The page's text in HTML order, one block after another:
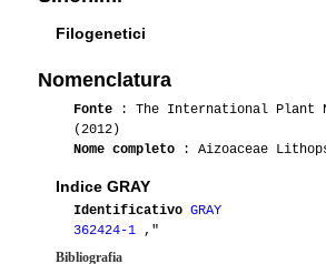
Filogenetici
Nomenclatura
Fonte : The International Plant
(2012)
Nome completo : Aizoaceae
Indice GRAY
Identificativo GRAY
362424-1
,"
Bibliografia